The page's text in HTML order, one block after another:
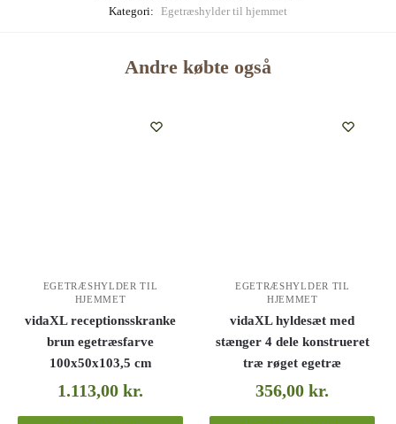
Kategori: Egetræshylder til hjemmet
Andre købte også
EGETRÆSHYLDER TIL
HJEMMET
vidaXL receptionsskranke
brun egetræsfarve
100x50x103,5 cm
1.113,00kr.
EGETRÆSHYLDER TIL
HJEMMET
vidaXL hyldesæt med
stænger 4 dele konstrueret
træ røget egetræ
356,00kr.